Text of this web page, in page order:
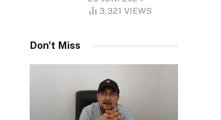
1.000 Hektare
3,321 VIEWS
Don't Miss